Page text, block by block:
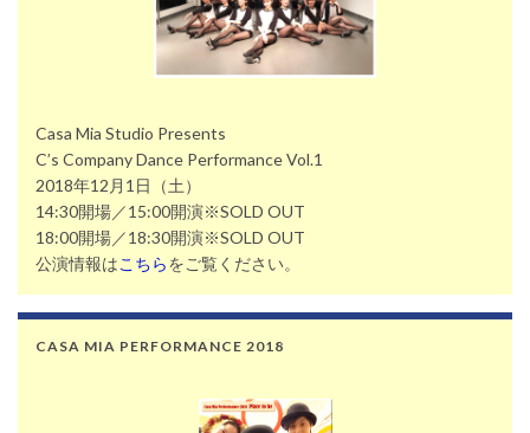
Casa Mia Studio Presents
C’s Company Dance Performance Vol.1
2018年12月1日（土）
14:30開場／15:00開演※SOLD OUT
18:00開場／18:30開演※SOLD OUT
公演情報はこちらをご覧ください。
CASA MIA PERFORMANCE 2018